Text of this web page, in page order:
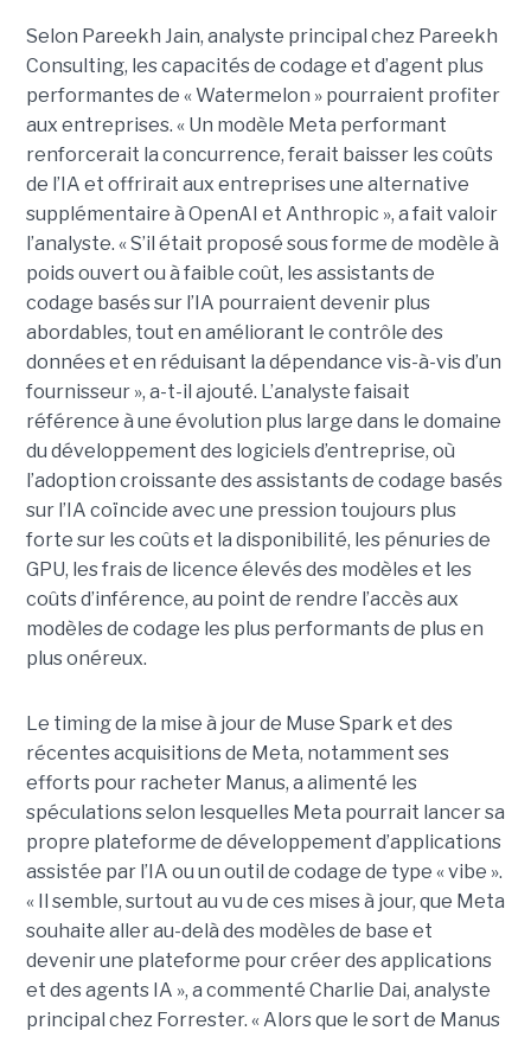
Selon Pareekh Jain, analyste principal chez Pareekh
Consulting, les capacités de codage et d’agent plus
performantes de « Watermelon » pourraient profiter
aux entreprises. « Un modèle Meta performant
renforcerait la concurrence, ferait baisser les coûts
de l’IA et offrirait aux entreprises une alternative
supplémentaire à OpenAI et Anthropic », a fait valoir
l’analyste. « S’il était proposé sous forme de modèle à
poids ouvert ou à faible coût, les assistants de
codage basés sur l’IA pourraient devenir plus
abordables, tout en améliorant le contrôle des
données et en réduisant la dépendance vis-à-vis d’un
fournisseur », a-t-il ajouté. L’analyste faisait
référence à une évolution plus large dans le domaine
du développement des logiciels d’entreprise, où
l’adoption croissante des assistants de codage basés
sur l’IA coïncide avec une pression toujours plus
forte sur les coûts et la disponibilité, les pénuries de
GPU, les frais de licence élevés des modèles et les
coûts d’inférence, au point de rendre l’accès aux
modèles de codage les plus performants de plus en
plus onéreux.
Le timing de la mise à jour de Muse Spark et des
récentes acquisitions de Meta, notamment ses
efforts pour racheter Manus, a alimenté les
spéculations selon lesquelles Meta pourrait lancer sa
propre plateforme de développement d’applications
assistée par l’IA ou un outil de codage de type « vibe ».
« Il semble, surtout au vu de ces mises à jour, que Meta
souhaite aller au-delà des modèles de base et
devenir une plateforme pour créer des applications
et des agents IA », a commenté Charlie Dai, analyste
principal chez Forrester. « Alors que le sort de Manus